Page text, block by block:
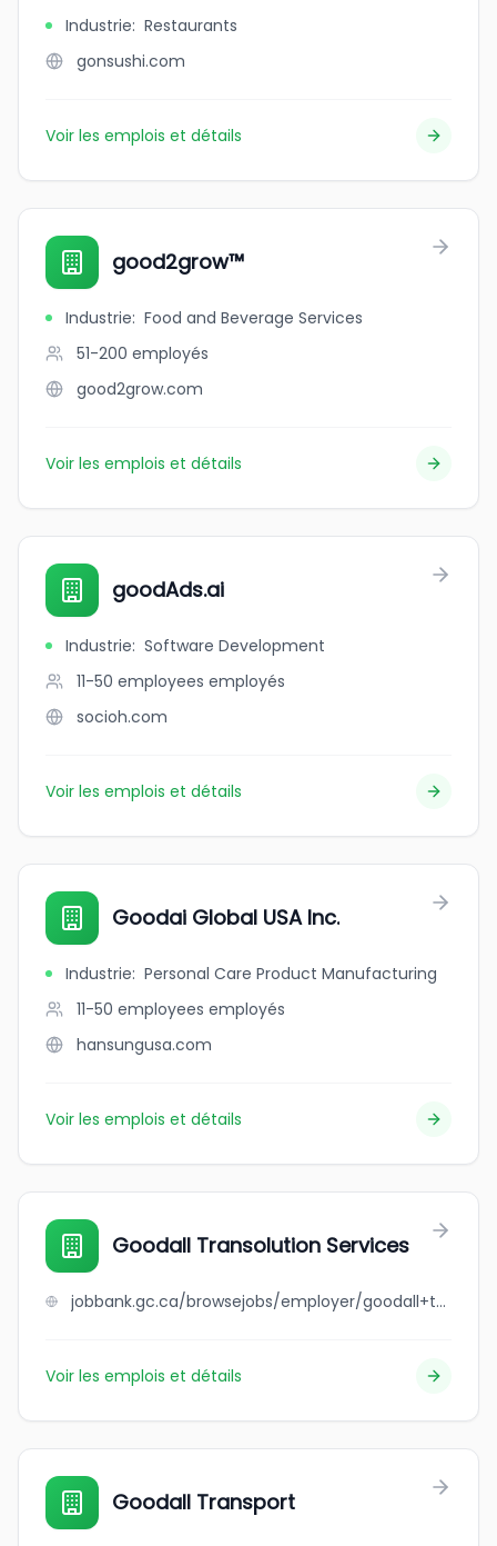
Industrie: Restaurants
gonsushi.com
Voir les emplois et détails
good2grow™
Industrie: Food and Beverage Services
51-200 employés
good2grow.com
Voir les emplois et détails
goodAds.ai
Industrie: Software Development
11-50 employees employés
socioh.com
Voir les emplois et détails
Goodai Global USA Inc.
Industrie: Personal Care Product Manufacturing
11-50 employees employés
hansungusa.com
Voir les emplois et détails
Goodall Transolution Services
jobbank.gc.ca/browsejobs/employer/goodall+transolution+services/ca
Voir les emplois et détails
Goodall Transport